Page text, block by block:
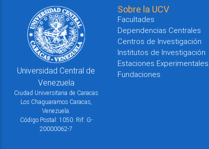
Universidad Central de
Venezuela
Ciudad Universitaria de Caracas
Los Chaguaramos Caracas,
Venezuela.
Código Postal: 1050. Rif: G-
20000062-7
Sobre la UCV
Facultades
Dependencias Centrales
Centros de Investigación
Institutos de Investigación
Estaciones Experimentales
Fundaciones